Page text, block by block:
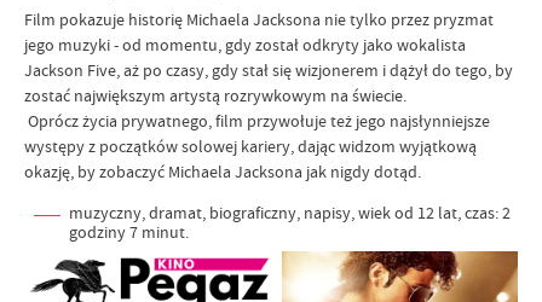
Film pokazuje historię Michaela Jacksona nie tylko przez pryzmat
jego muzyki - od momentu, gdy został odkryty jako wokalista
Jackson Five, aż po czasy, gdy stał się wizjonerem i dążył do tego, by
zostać największym artystą rozrywkowym na świecie.
Oprócz życia prywatnego, film przywołuje też jego najsłynniejsze
występy z początków solowej kariery, dając widzom wyjątkową
okazję, by zobaczyć Michaela Jacksona jak nigdy dotąd.
muzyczny, dramat, biograficzny, napisy, wiek od 12 lat, czas: 2
godziny 7 minut.